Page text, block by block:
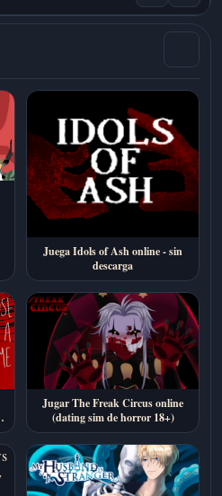
Juega Idols of Ash online - sin
descarga
Jugar The Freak Circus online
(dating sim de horror 18+)